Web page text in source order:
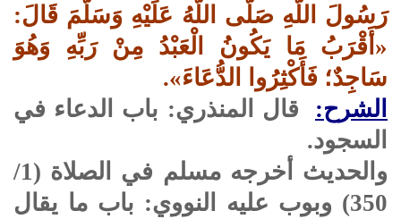
رَسُولَ اللَّهِ صَلَّى اللَّهُ عَلَيْهِ وَسَلَّمَ قَالَ:
«أَقْرَبُ مَا يَكُونُ الْعَبْدُ مِنْ رَبِّهِ وَهُوَ
سَاجِدٌ؛ فَأَكْثِرُوا الدُّعَاءَ».
الشرح: قال المنذري: باب الدعاء في
السجود.
والحديث أخرجه مسلم في الصلاة (1/
350) وبوب عليه النووي: باب ما يقال